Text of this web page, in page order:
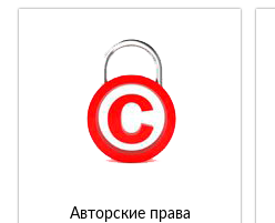
Авторские права